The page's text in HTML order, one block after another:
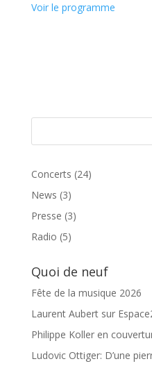
Voir le programme
Concerts (24)
News (3)
Presse (3)
Radio (5)
Quoi de neuf
Fête de la musique 2026
Laurent Aubert sur
Philippe Koller en
Ludovic Ottiger: D’une